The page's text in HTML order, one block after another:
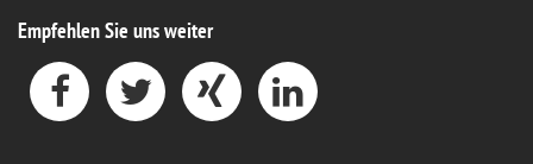
Empfehlen Sie uns weiter